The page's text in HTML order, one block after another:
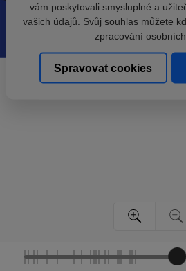
vám poskytovali smysluplné a
vašich údajů. Svůj souhlas můžete
zpracování osobních
Spravovat cookies